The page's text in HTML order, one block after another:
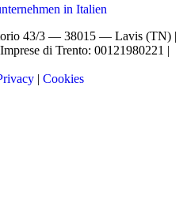
in Italien
43/3 — 38015 — Lavis (TN) |
di Trento: 00121980221 |
| Cookies